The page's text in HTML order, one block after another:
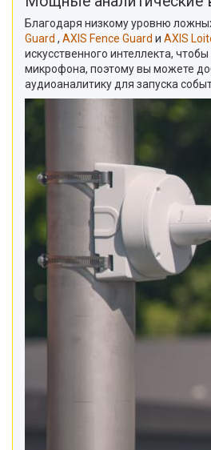
Благодаря низкому уровню
Guard , AXIS Fence Guard и AXIS
искусственного интеллекта,
микрофона, поэтому вы можете
аудиоаналитику для запуска